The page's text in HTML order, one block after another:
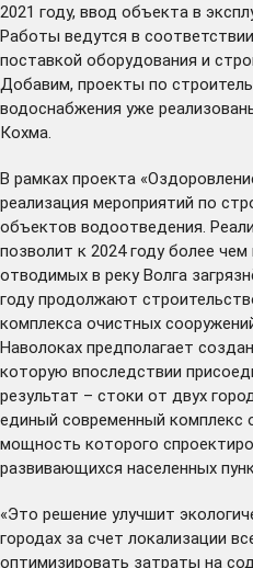
2021 году, ввод объекта в
Работы ведутся в
поставкой оборудования и
Добавим, проекты по
водоснабжения уже
Кохма.
В рамках проекта
реализация мероприятий по
объектов водоотведения.
позволит к 2024 году более
отводимых в реку Волга
году продолжают
комплекса очистных
Наволоках предполагает
которую впоследствии
результат – стоки от двух
единый современный комплекс
мощность которого
развивающихся населенных
«Это решение улучшит
городах за счет локализации
оптимизировать затраты на